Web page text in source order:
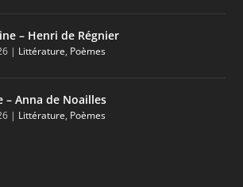
– Henri de Régnier
| Littérature, Poèmes
– Anna de Noailles
| Littérature, Poèmes